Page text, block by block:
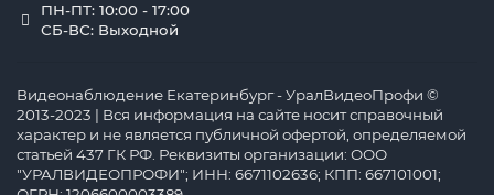
ПН-ПТ: 10:00 - 17:00
СБ-ВС: Выходной
Видеонаблюдение Екатеринбург - УралВидеоПрофи ©
2013-2023 | Вся информация на сайте носит справочный
характер и не является публичной офертой, определяемой
статьей 437 ГК РФ. Реквизиты организации: ООО
"УРАЛВИДЕОПРОФИ"; ИНН: 6671102636; КПП: 667101001;